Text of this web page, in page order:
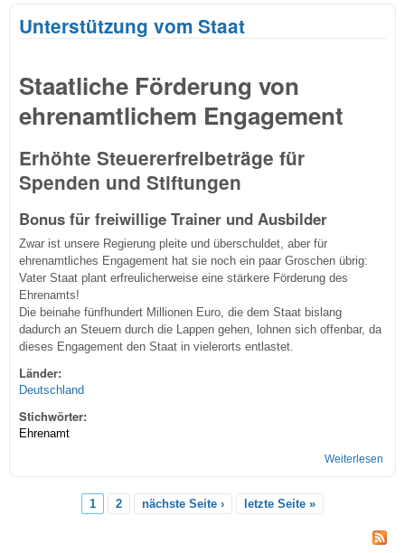
Unterstützung vom Staat
Staatliche Förderung von
ehrenamtlichem Engagement
Erhöhte Steuererfreibeträge für
Spenden und Stiftungen
Bonus für freiwillige Trainer und Ausbilder
Zwar ist unsere Regierung pleite und überschuldet, aber für
ehrenamtliches Engagement hat sie noch ein paar Groschen übrig:
Vater Staat plant erfreulicherweise eine stärkere Förderung des
Ehrenamts!
Die beinahe fünfhundert Millionen Euro, die dem Staat bislang
dadurch an Steuern durch die Lappen gehen, lohnen sich offenbar, da
dieses Engagement den Staat in vielerorts entlastet.
Länder:
Deutschland
Stichwörter:
Ehrenamt
Weiterlesen
1 2 nächste Seite › letzte Seite »